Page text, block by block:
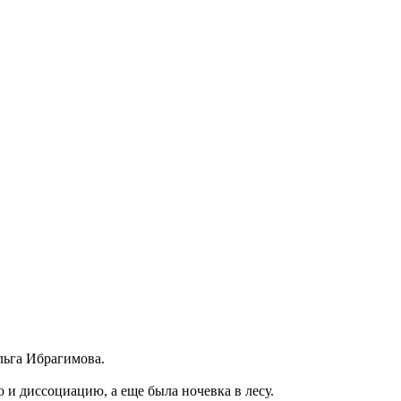
Ибрагимова.
диссоциацию, а еще была ночевка в лесу.